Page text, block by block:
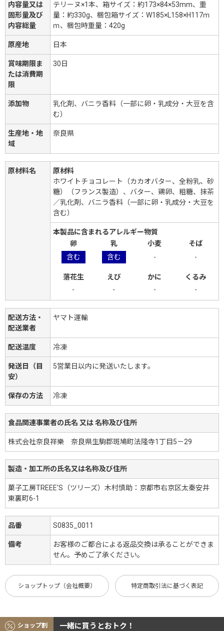
内容量又は
固形量及び
内容総量
テリーヌ×1本、箱サイズ：約173×84×53mm、重
量：約330g、梱包箱サイズ：W185×L158×H117ｍ
ｍ、梱包時重量：420g
原産地 日本
賞味期限ま
たは消費期
限
30日
添加物
乳化剤、バニラ香料（一部に卵・乳成分・大豆を含
む）
生産地・地
域
奈良県
原材料名
原材料
ホワイトチョコレート（カカオバター、全粉乳、砂
糖）（フランス製造）、バター、鶏卵、粗糖、抹茶
／乳化剤、バニラ香料（一部に卵・乳成分・大豆を
含む）
本製品に含まれるアレルギー物質
卵
乳 小麦
そば
含む
含む - -
落花生 えび かに
くるみ
-
- - -
配送方法・
配送業者
ヤマト運輸
配送温度 冷凍
発送日（目
安）
5営業日以内に発送いたします。
保存の方法 冷凍
食品関連事業者の氏名 又は 名称及び住所
株式会社奈良祥樂 奈良県生駒郡斑鳩町法隆寺1丁目5－29
製造・加工所の氏名又は名称及び住所
菓子工房TREEE'S（ツリーズ）木村慎助：京都市右京区太秦安井
東裏町6-1
品番 S0835_0011
備考
お客様のご都合による返品交換は承ることができま
せん。予めご了承ください。
ショップトップ（会社概要） 特定商取引法に基づく表記
ショップ割 一緒に買うとおトク！